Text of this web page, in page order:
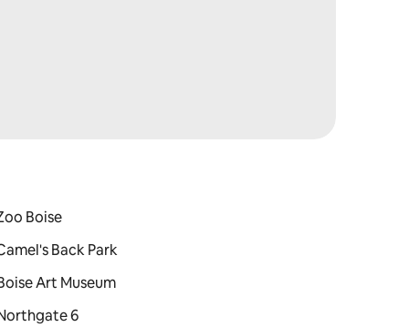
Boise
Back Park
Art Museum
6